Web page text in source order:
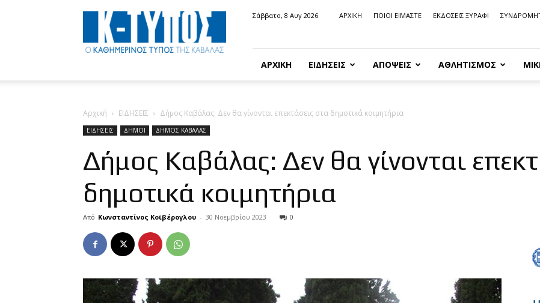
Κ-
ΤΥΠΟΣ
Σάββατο, 8 Αυγ 2026 ΑΡΧΙΚΗ ΠΟΙΟΙ ΕΙΜΑΣΤΕ ΕΚΔΟΣΕΙΣ ΞΥΡΑΦΙ
ΑΡΧΙΚΗ ΕΙΔΗΣΕΙΣ ΑΠΟΨΕΙΣ ΑΘΛΗΤΙΣΜΟΣ
Αρχική ΕΙΔΗΣΕΙΣ Δήμος Καβάλας: Δεν θα γίνονται επεκτάσεις στα δημοτικά κοιμητήρια
ΕΙΔΗΣΕΙΣ ΔΗΜΟΙ ΔΗΜΟΣ ΚΑΒΑΛΑΣ
Δήμος Καβάλας: Δεν θα γίνονται
δημοτικά κοιμητήρια
Από Κωνσταντίνος Κοϊβέρογλου - 30 Νοεμβρίου 2023 0